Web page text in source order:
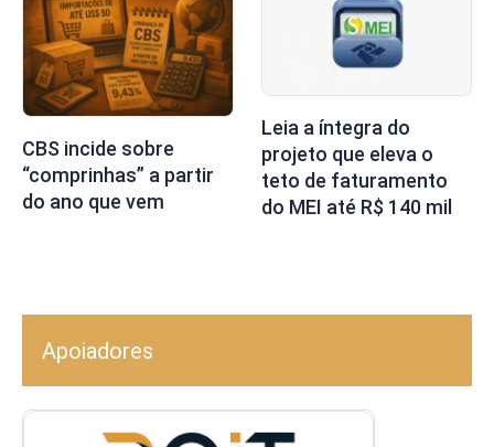
CBS incide sobre
“comprinhas” a partir
do ano que vem
Leia a íntegra do
projeto que eleva o
teto de faturamento
do MEI até R$ 140 mil
Apoiadores